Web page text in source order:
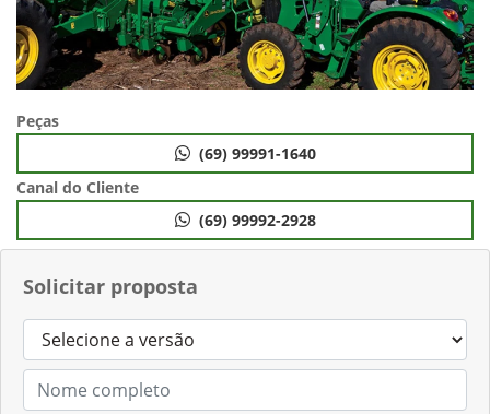
Solicitar proposta
Peças
(69) 99991-1640
Canal do Cliente
(69) 99992-2928